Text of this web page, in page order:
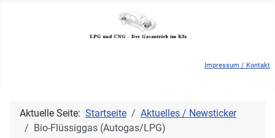
Impressum / Kontakt
Aktuelle Seite: Startseite
Aktuelles / Newsticker
Bio-Flüssiggas (Autogas/LPG)